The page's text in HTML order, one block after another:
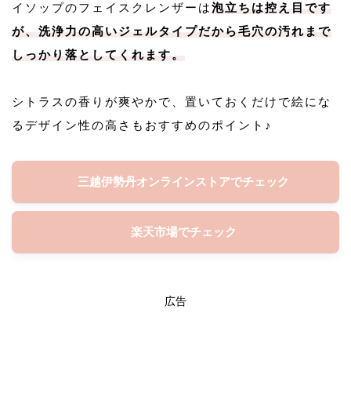
イソップのフェイスクレンザーは泡立ちは控え目です
が、洗浄力の高いジェルタイプだから毛穴の汚れまで
しっかり落としてくれます。
シトラスの香りが爽やかで、置いておくだけで絵にな
るデザイン性の高さもおすすめのポイント♪
三越伊勢丹オンラインストアでチェック
楽天市場でチェック
広告